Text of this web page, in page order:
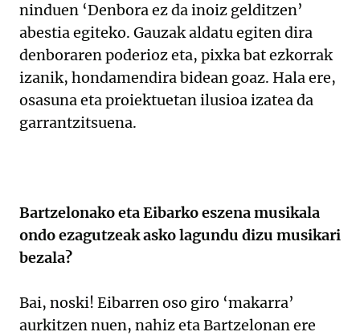
ninduen ‘Denbora ez da inoiz gelditzen’
abestia egiteko. Gauzak aldatu egiten dira
denboraren poderioz eta, pixka bat ezkorrak
izanik, hondamendira bidean goaz. Hala ere,
osasuna eta proiektuetan ilusioa izatea da
garrantzitsuena.
Bartzelonako eta Eibarko eszena musikala
ondo ezagutzeak asko lagundu dizu musikari
bezala?
Bai, noski! Eibarren oso giro ‘makarra’
aurkitzen nuen, nahiz eta Bartzelonan ere